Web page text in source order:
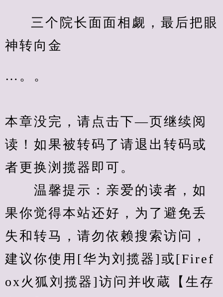
三个院长面面相觑，最后把眼
神转向金
…。。
本章没完，请点击下—页继续阅
读！如果被转码了请退出转码或
者更换浏揽器即可。
温馨提示：亲爱的读者，如
果你觉得本站还好，为了避免丢
失和转马，请勿依赖搜索访问，
建议你使用[华为刘揽器]或[Firef
ox火狐刘揽器]访问并收蔵【生存